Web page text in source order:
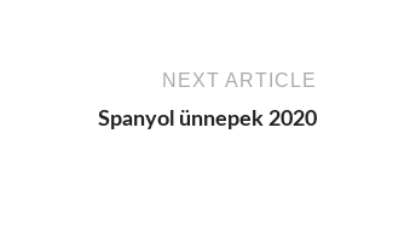
NEXT ARTICLE
Spanyol ünnepek 2020